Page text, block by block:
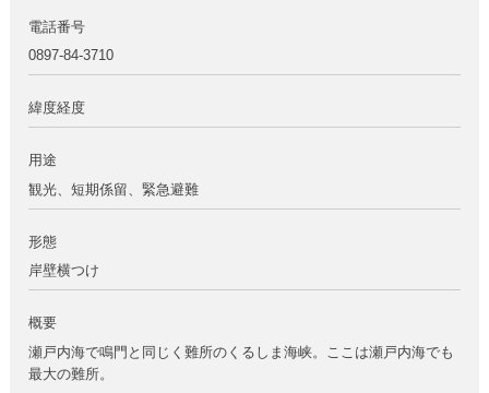
電話番号
0897-84-3710
緯度経度
用途
観光、短期係留、緊急避難
形態
岸壁横つけ
概要
瀬戸内海で鳴門と同じく難所のくるしま海峡。ここは瀬戸内海でも
最大の難所。